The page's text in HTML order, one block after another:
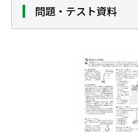
その授業実践について報告
問題・テスト資料